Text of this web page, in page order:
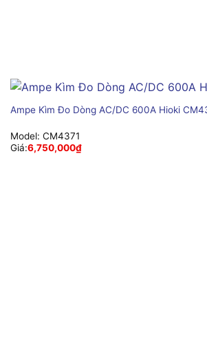
Ampe Kìm Đo Dòng AC/DC 600A Hioki
Model: CM4371
Giá:6,750,000₫